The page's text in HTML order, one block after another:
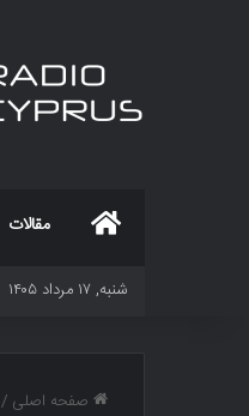
مقالات
شنبه, ۱۷ مرداد ۱۴۰۵
صفحه اصلی /